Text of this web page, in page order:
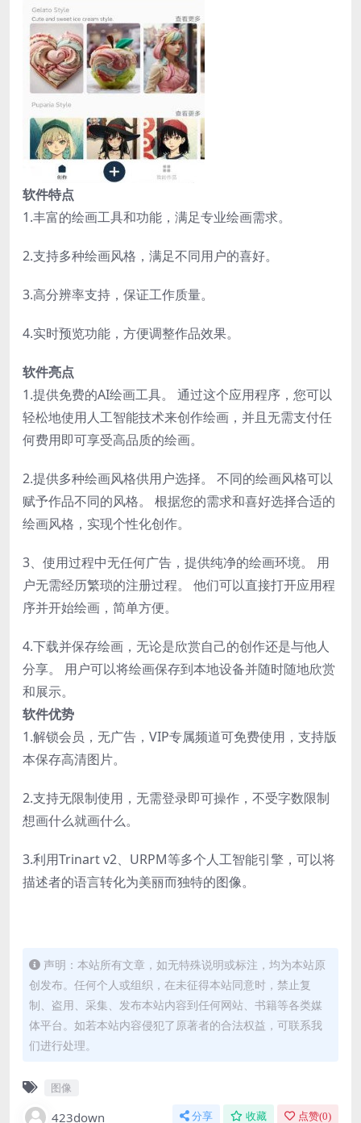
软件特点
1.丰富的绘画工具和功能，满足专业绘画需求。
2.支持多种绘画风格，满足不同用户的喜好。
3.高分辨率支持，保证工作质量。
4.实时预览功能，方便调整作品效果。
软件亮点
1.提供免费的AI绘画工具。 通过这个应用程序，您可以
轻松地使用人工智能技术来创作绘画，并且无需支付任
何费用即可享受高品质的绘画。
2.提供多种绘画风格供用户选择。 不同的绘画风格可以
赋予作品不同的风格。 根据您的需求和喜好选择合适的
绘画风格，实现个性化创作。
3、使用过程中无任何广告，提供纯净的绘画环境。 用
户无需经历繁琐的注册过程。 他们可以直接打开应用程
序并开始绘画，简单方便。
4.下载并保存绘画，无论是欣赏自己的创作还是与他人
分享。 用户可以将绘画保存到本地设备并随时随地欣赏
和展示。
软件优势
1.解锁会员，无广告，VIP专属频道可免费使用，支持版
本保存高清图片。
2.支持无限制使用，无需登录即可操作，不受字数限制
想画什么就画什么。
3.利用Trinart v2、URPM等多个人工智能引擎，可以将
描述者的语言转化为美丽而独特的图像。
声明：本站所有文章，如无特殊说明或标注，均为本站原
创发布。任何个人或组织，在未征得本站同意时，禁止复
制、盗用、采集、发布本站内容到任何网站、书籍等各类媒
体平台。如若本站内容侵犯了原著者的合法权益，可联系我
们进行处理。
图像
423down 分享 收藏 点赞(0)